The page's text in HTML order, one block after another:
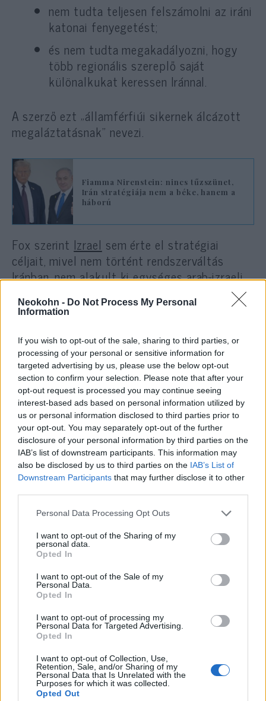
Neokohn - Do Not Process My Personal
Information
If you wish to opt-out of the sale, sharing to third parties, or
processing of your personal or sensitive information for
targeted advertising by us, please use the below opt-out
section to confirm your selection. Please note that after your
opt-out request is processed you may continue seeing
interest-based ads based on personal information utilized by
us or personal information disclosed to third parties prior to
your opt-out. You may separately opt-out of the further
disclosure of your personal information by third parties on the
IAB’s list of downstream participants. This information may
also be disclosed by us to third parties on the IAB’s List of
Downstream Participants that may further disclose it to other
Please note that this website/app uses one or more Google
not limited to your visit or usage behaviour. You may click to
grant or deny consent to Google and its third-party tags to
use your data for below specified purposes in below Google
consent section.
Personal Data Processing Opt Outs
I want to opt-out of the Sharing of my
personal data.
Opted In
I want to opt-out of the Sale of my
Personal Data.
Opted In
I want to opt-out of processing my
Personal Data for Targeted Advertising.
Opted In
I want to opt-out of Collection, Use,
Retention, Sale, and/or Sharing of my
Personal Data that Is Unrelated with the
Purposes for which it was collected.
Opted Out
nem tudta teljesen felszámolni az iráni
katonai fenyegetést;
és nem tudta megakadályozni, hogy
több regionális szereplő saját
különalkukat keressen Iránnal.
A szerző ezt „államférfiúi sikernek álcázott
megaláztatásnak” nevezi.
Fiamma Nirenstein: nincs tűzszünet,
Irán stratégiája nem a béke, hanem a
háború
Fox szerint Izrael sem érte el stratégiai
céljait, mivel nem történt rendszerváltás
Iránban, nem alakult ki egységes arab-izraeli
front Teherán ellen, és az iráni fenyegetés
sem semmisült meg döntő módon. A szerző
Izrael továbbra is kénytelen szembenézni a
Hezbollah jelenlétével, miközben minden
jelentősebb katonai lépése egyre inkább az
Egyesült Államok támogatásától függ.
Fox szerint a mostani megállapodás
rávilágított arra, mennyire ráutalt Izrael az
amerikai politikai, diplomáciai és katonai
támogatásra.
Milyen tanulságot vonhat le
Teherán?
A cikk végén Fox azt állítja, hogy az iráni
vezetés számára a konfliktus legfontosabb
tanulsága az lehet: a kitartás működik. A brit
elemző szerint Teherán azt láthatja, hogy:
a ballisztikus rakéták továbbra is
hatékony elrettentő eszközök;
a belső elnyomás fenntarthatja a
rendszer stabilitását;